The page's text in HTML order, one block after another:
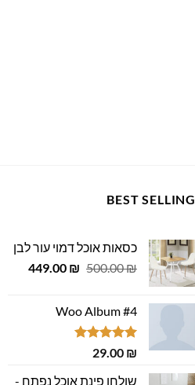
BEST SELLING
כסאות אוכל דמוי עור לבן
500.00₪
המחיר
500.00 ₪.
449.00 ₪
המחיר
Woo Album #4
דורג5.00
29.00 ₪
שולחן פינת אוכל נפתח -